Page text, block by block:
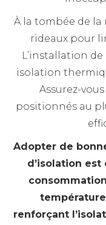
À la tombée de la
rideaux pour
L’installation
isolation
Assurez-
positionnés au
Adopter de
d’isolation
renforçant